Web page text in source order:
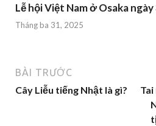
Lễ hội Việt Nam ở Osaka
Tháng ba 31, 2025
BÀI TRƯỚC
Cây Liễu tiếng Nhật là gì?